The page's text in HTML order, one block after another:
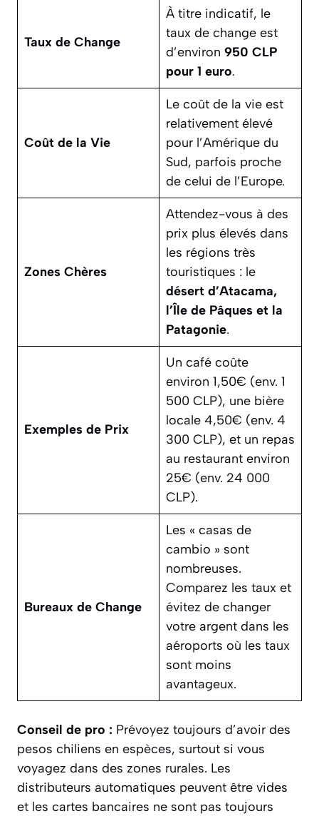
Taux de Change
À titre indicatif, le
taux de change est
d’environ 950 CLP
pour 1 euro.
Coût de la Vie
Le coût de la vie est
relativement élevé
pour l’Amérique du
Sud, parfois proche
de celui de l’Europe.
Zones Chères
Attendez-vous à des
prix plus élevés dans
les régions très
touristiques : le
désert d’Atacama,
l’Île de Pâques et la
Patagonie.
Exemples de Prix
Un café coûte
environ 1,50€ (env. 1
500 CLP), une bière
locale 4,50€ (env. 4
300 CLP), et un repas
au restaurant environ
25€ (env. 24 000
CLP).
Bureaux de Change
Les « casas de
cambio » sont
nombreuses.
Comparez les taux et
évitez de changer
votre argent dans les
aéroports où les taux
sont moins
avantageux.
Conseil de pro : Prévoyez toujours d’avoir des
pesos chiliens en espèces, surtout si vous
voyagez dans des zones rurales. Les
distributeurs automatiques peuvent être vides
et les cartes bancaires ne sont pas toujours